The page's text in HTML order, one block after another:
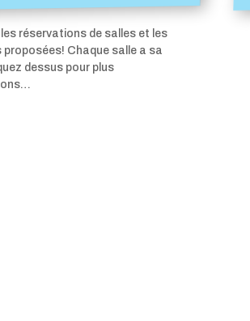
réservations de salles et les
Chaque salle a sa
dessus pour plus